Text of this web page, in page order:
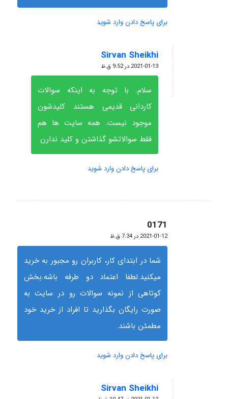
برای پاسخ دادن وارد شوید
Sirvan Sheikhi
گفته:
2021-01-13 در 9:52 ق.ظ
سلام. با توجه به اینکه سوالات
کاردانی قدیمی هستند کلیدشون
موجود نیست. همه سایت ها هم
فقط سوالاتشو گذاشتن و کلید ندارن
برای پاسخ دادن وارد شوید
0171
گفته:
2021-01-12 در 7:34 ق.ظ
شما در ابتدای کار، کاربران رو مجبور به خرید
میکنید.لطفا اعتماد دو طرفه باشه.بخش
کوتاهی از نمونه سوالات رو در سایت به
صورت رایگان بگذارید تا افراد از خرید خود
مطمئن باشند.
برای پاسخ دادن وارد شوید
Sirvan Sheikhi